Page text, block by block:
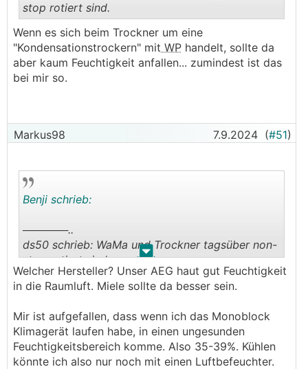
..
stop rotiert sind.
Wenn es sich beim Trockner um eine
"Kondensationstrockern" mit WP handelt, sollte da
aber kaum Feuchtigkeit anfallen... zumindest ist das
bei mir so.
Markus98 7.9.2024 (#51)
. .
Benji schrieb:
──────..
ds50 schrieb: WaMa und Trockner tagsüber non-
stop rotiert sind.
───────────────
"Kondensationstrockern" mit WPhandelt, sollte
da aber kaum Feuchtigkeit anfallen... zumindest
ist das bei mir so.
Welcher Hersteller? Unser AEG haut gut Feuchtigkeit
in die Raumluft. Miele sollte da besser sein.
Mir ist aufgefallen, dass wenn ich das Monoblock
Klimagerät laufen habe, in einen ungesunden
Feuchtigkeitsbereich komme. Also 35-39%. Kühlen
könnte ich also nur noch mit einen Luftbefeuchter.